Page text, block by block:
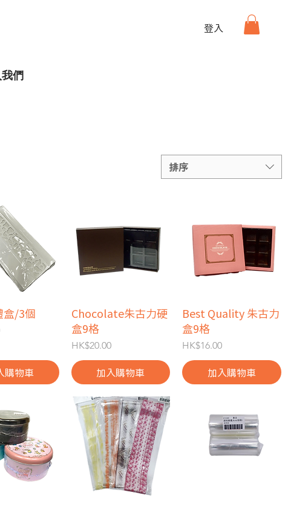
們
登入
排序
瀏覽
盒/3個
購物車
快速瀏覽
Chocolate朱古力硬
盒9格
價格
HK$20.00
加入購物車
快速瀏覽
Best Quality 朱古力
盒9格
價格
HK$16.00
加入購物車